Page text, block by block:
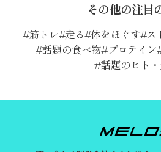
その他の注目
筋トレ 走る 体をほぐす ス
話題の食べ物 プロテイン
話題のヒト